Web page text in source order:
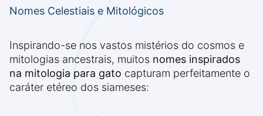
Nomes Celestiais e Mitológicos
Inspirando-se nos vastos mistérios do cosmos e
mitologias ancestrais, muitos nomes inspirados
na mitologia para gato capturam perfeitamente o
caráter etéreo dos siameses: